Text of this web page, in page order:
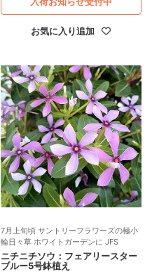
お気に入り追加
7月上旬頃 サントリーフラワーズの極小
輪日々草 ホワイトガーデンに JFS
ニチニチソウ：フェアリースター
ブルー5号鉢植え